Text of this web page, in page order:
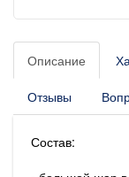
Описание
Отзывы
Состав: